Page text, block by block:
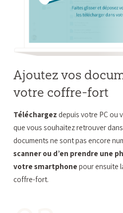
Ajoutez vos
votre coffre-fort
Téléchargez depuis votre PC ou
que vous souhaitez retrouver
documents ne sont pas encore
scanner ou d’en prendre une
votre smartphone pour ensuite
coffre-fort.